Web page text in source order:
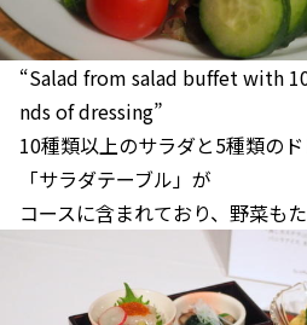
“Salad from salad buffet with
nds of dressing”
10種類以上のサラダと5種類の
「サラダテーブル」が
コースに含まれており、野菜も